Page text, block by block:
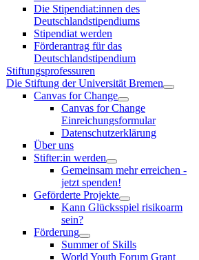
Die Stipendiat:innen des
Deutschlandstipendiums
Stipendiat werden
Förderantrag für das
Deutschlandstipendium
Stiftungsprofessuren
Die Stiftung der Universität Bremen
Canvas for Change
Canvas for Change
Einreichungsformular
Datenschutzerklärung
Über uns
Stifter:in werden
Gemeinsam mehr erreichen -
jetzt spenden!
Geförderte Projekte
Kann Glücksspiel risikoarm
sein?
Förderung
Summer of Skills
World Youth Forum Grant